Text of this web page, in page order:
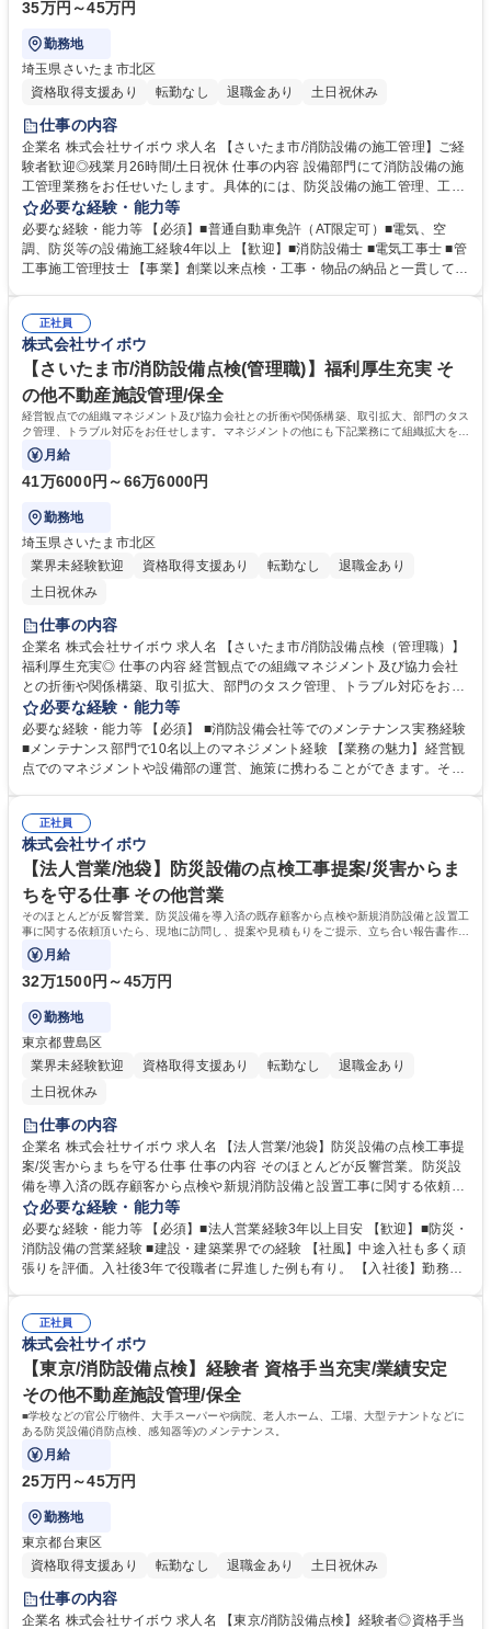
35万円～45万円
勤務地
埼玉県さいたま市北区
資格取得支援あり
転勤なし 退職金あり 土日祝休み
仕事の内容
企業名 株式会社サイボウ 求人名 【さいたま市/消防設備の施工管理】ご経
験者歓迎◎残業月26時間/土日祝休 仕事の内容 設備部門にて消防設備の施
工管理業務をお任せいたします。具体的には、防災設備の施工管理、工程
管理、安全面の管理、資材及び業者発注、積算などを担当していただきま
す。変更範囲：原則なし 【担当物件】官公庁のお客様を中心に庁舎・学
校・図書館等の公営施設からビル・マンション・アパート・工場・病院、
福祉施設など。 【就業環境】有給休暇の取得実績も多数あり、メンバーの
も多く、馴染みやすい環境です。基本的には社有車にて現場への移動で直
行直帰も可能。 募集職種 【さいたま市/消防設備の施工管理】ご経験者歓
迎◎残業月26時間/土日祝休
必要な経験・能力等
必要な経験・能力等 【必須】■普通自動車免許（AT限定可）■電気、空
調、防災等の設備施工経験4年以上 【歓迎】■消防設備士 ■電気工事士 ■管
工事施工管理技士 【事業】創業以来点検・工事・物品の納品と一貫して防
も高い事業を展開しております。防災設備の点検や工事の他に防災備蓄品
や衛生商品なども取扱う当社は、様々なニーズにお応えできるため、景気
に左右されにくく、腰を据えて働くことが可能です。 学歴・資格 学歴：
大学院 大学 高専 短大 専修学校 高校 語学力： 資格：
正社員
株式会社サイボウ
【さいたま市/消防設備点検(管理職)】福利厚生充実 そ
の他不動産施設管理/保全
経営観点での組織マネジメント及び協力会社との折衝や関係構築、取引拡大、部門のタス
ク管理、トラブル対応をお任せします。マネジメントの他にも下記業務にて組織拡大を目
指していただきます。
月給
41万6000円～66万6000円
勤務地
埼玉県さいたま市北区
業界未経験歓迎
資格取得支援あり 転勤なし
退職金あり
土日祝休み
仕事の内容
企業名 株式会社サイボウ 求人名 【さいたま市/消防設備点検（管理職）】
福利厚生充実◎ 仕事の内容 経営観点での組織マネジメント及び協力会社
との折衝や関係構築、取引拡大、部門のタスク管理、トラブル対応をお任
せします。マネジメントの他にも下記業務にて組織拡大を目指していただ
きます。 【業務詳細】 建物に対して自動火災報知設備、弱電設備、避難
器具等の点検を行う部門を管理して頂きます。主には社員や協力業者のタ
イムマネジメントや予算管理、安全管理、トラブルシューティングなど、
職）】福利厚生充実◎
必要な経験・能力等
必要な経験・能力等 【必須】 ■消防設備会社等でのメンテナンス実務経験
■メンテナンス部門で10名以上のマネジメント経験 【業務の魅力】経営観
点でのマネジメントや設備部の運営、施策に携わることができます。その
り、メンバーのスキルアップに必要な資格取得に向けた勉強会の開催や資
格手当などもあり、会社全体で福利厚生や組織力強化に取り組んでおりま
す。中途入社者も多く、馴染みやすい環境です。 学歴・資格 学歴：大学
院 大学 高専 短大 専修学校 高校 語学力： 資格：第一種運転免許普通自動
車
正社員
株式会社サイボウ
【法人営業/池袋】防災設備の点検工事提案/災害からま
ちを守る仕事 その他営業
そのほとんどが反響営業。防災設備を導入済の既存顧客から点検や新規消防設備と設置工
事に関する依頼頂いたら、現地に訪問し、提案や見積もりをご提示、立ち合い報告書作成
等。最初は同行からスタート。
月給
32万1500円～45万円
勤務地
東京都豊島区
業界未経験歓迎
資格取得支援あり 転勤なし
退職金あり
土日祝休み
仕事の内容
企業名 株式会社サイボウ 求人名 【法人営業/池袋】防災設備の点検工事提
案/災害からまちを守る仕事 仕事の内容 そのほとんどが反響営業。防災設
備を導入済の既存顧客から点検や新規消防設備と設置工事に関する依頼頂
いたら、現地に訪問し、提案や見積もりをご提示、立ち合い報告書作成
等。最初は同行からスタート。 【魅力】■現場研修3か月あり商材を理解
してから営業ができます。■災害も増えており設備導入を考える企業様も
多いため、必要とされている仕事だと感じられます。■官公庁や公共施設
り、自分で予定を組立ることができ、自由度高く働けることが魅力です。
募集職種 【法人営業/池袋】防災設備の点検工事提案/災害からまちを守る
仕事
必要な経験・能力等
必要な経験・能力等 【必須】■法人営業経験3年以上目安 【歓迎】■防災・
消防設備の営業経験 ■建設・建築業界での経験 【社風】中途入社も多く頑
張りを評価。入社後3年で役職者に昇進した例も有り。 【入社後】勤務地
来、一貫して消防施設総合に一貫して取り組み防災企業として全国トップ
クラスの実績あり。震災の時に資材枯渇している中、県庁に対し独自のル
ートで取得した備品の提供をきっかけに、地域への「防災と言えばサイボ
ウ」という知名度が向上中。 学歴・資格 学歴：大学院 大学 高専 短大 専
修学校 高校 語学力： 資格：第一種運転免許普通自動車
正社員
株式会社サイボウ
【東京/消防設備点検】経験者 資格手当充実/業績安定
その他不動産施設管理/保全
■学校などの官公庁物件、大手スーパーや病院、老人ホーム、工場、大型テナントなどに
ある防災設備(消防点検、感知器等)のメンテナンス。
月給
25万円～45万円
勤務地
東京都台東区
資格取得支援あり
転勤なし 退職金あり 土日祝休み
仕事の内容
企業名 株式会社サイボウ 求人名 【東京/消防設備点検】経験者◎資格手当